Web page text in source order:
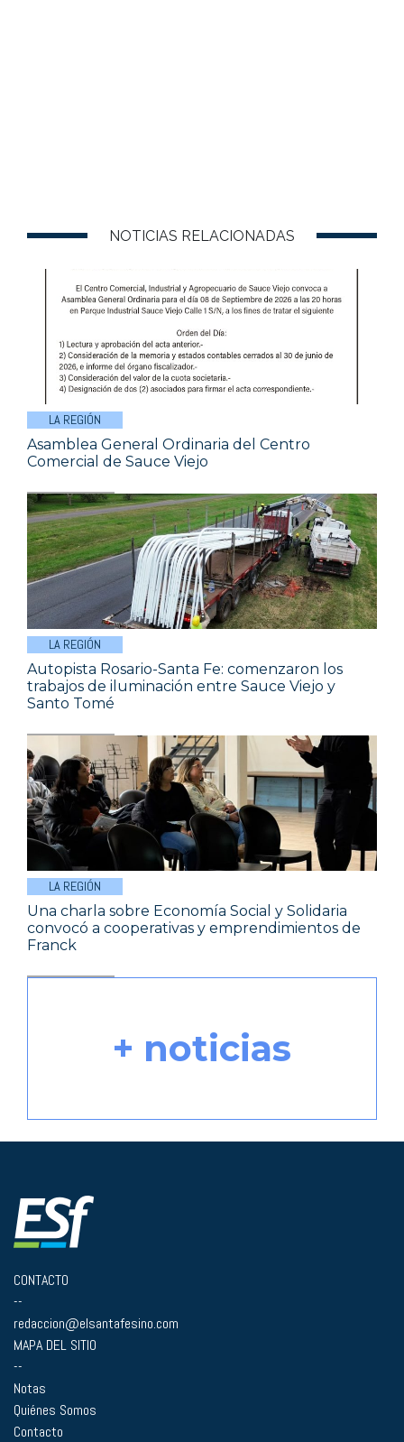
NOTICIAS RELACIONADAS
LA REGIÓN
Asamblea General Ordinaria del Centro
Comercial de Sauce Viejo
LA REGIÓN
Autopista Rosario-Santa Fe: comenzaron los
trabajos de iluminación entre Sauce Viejo y
Santo Tomé
LA REGIÓN
Una charla sobre Economía Social y Solidaria
convocó a cooperativas y emprendimientos de
Franck
+ noticias
CONTACTO
--
redaccion@elsantafesino.com
MAPA DEL SITIO
--
Notas
Quiénes Somos
Contacto